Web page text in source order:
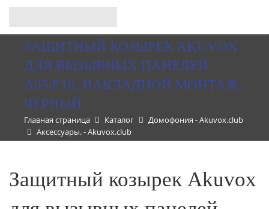
ЗАЩИТНЫЙ КОЗЫРЕК AKUVOX
ДЛЯ ВЫЗЫВНЫХ ПАНЕЛЕЙ
A05/E16, НАКЛАДНОЙ МОНТАЖ,
ЧЕРНЫЙ
Главная страница Каталог
Домофония - Akuvox.club
Аксессуары. - Akuvox.club
Защитный козырек Akuvox